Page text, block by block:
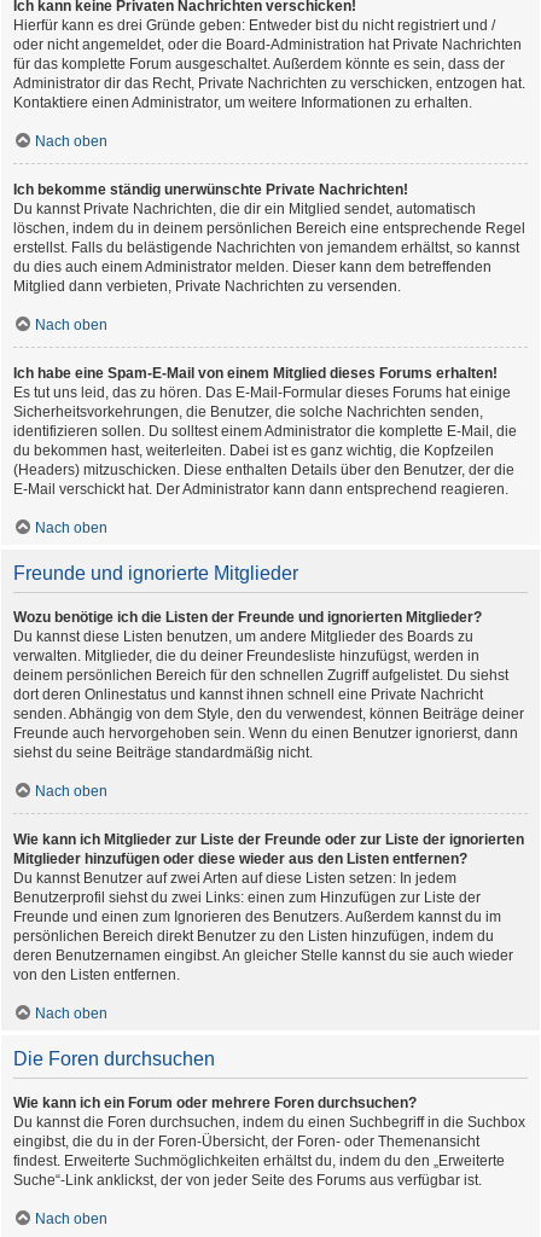
Ich kann keine Privaten Nachrichten verschicken!
Hierfür kann es drei Gründe geben: Entweder bist du nicht registriert und /
oder nicht angemeldet, oder die Board-Administration hat Private Nachrichten
für das komplette Forum ausgeschaltet. Außerdem könnte es sein, dass der
Administrator dir das Recht, Private Nachrichten zu verschicken, entzogen hat.
Kontaktiere einen Administrator, um weitere Informationen zu erhalten.
Nach oben
Ich bekomme ständig unerwünschte Private Nachrichten!
Du kannst Private Nachrichten, die dir ein Mitglied sendet, automatisch
löschen, indem du in deinem persönlichen Bereich eine entsprechende Regel
erstellst. Falls du belästigende Nachrichten von jemandem erhältst, so kannst
du dies auch einem Administrator melden. Dieser kann dem betreffenden
Mitglied dann verbieten, Private Nachrichten zu versenden.
Nach oben
Ich habe eine Spam-E-Mail von einem Mitglied dieses Forums erhalten!
Es tut uns leid, das zu hören. Das E-Mail-Formular dieses Forums hat einige
Sicherheitsvorkehrungen, die Benutzer, die solche Nachrichten senden,
identifizieren sollen. Du solltest einem Administrator die komplette E-Mail, die
du bekommen hast, weiterleiten. Dabei ist es ganz wichtig, die Kopfzeilen
(Headers) mitzuschicken. Diese enthalten Details über den Benutzer, der die
E-Mail verschickt hat. Der Administrator kann dann entsprechend reagieren.
Nach oben
Freunde und ignorierte Mitglieder
Wozu benötige ich die Listen der Freunde und ignorierten Mitglieder?
Du kannst diese Listen benutzen, um andere Mitglieder des Boards zu
verwalten. Mitglieder, die du deiner Freundesliste hinzufügst, werden in
deinem persönlichen Bereich für den schnellen Zugriff aufgelistet. Du siehst
dort deren Onlinestatus und kannst ihnen schnell eine Private Nachricht
senden. Abhängig von dem Style, den du verwendest, können Beiträge deiner
Freunde auch hervorgehoben sein. Wenn du einen Benutzer ignorierst, dann
siehst du seine Beiträge standardmäßig nicht.
Nach oben
Wie kann ich Mitglieder zur Liste der Freunde oder zur Liste der ignorierten
Mitglieder hinzufügen oder diese wieder aus den Listen entfernen?
Du kannst Benutzer auf zwei Arten auf diese Listen setzen: In jedem
Benutzerprofil siehst du zwei Links: einen zum Hinzufügen zur Liste der
Freunde und einen zum Ignorieren des Benutzers. Außerdem kannst du im
persönlichen Bereich direkt Benutzer zu den Listen hinzufügen, indem du
deren Benutzernamen eingibst. An gleicher Stelle kannst du sie auch wieder
von den Listen entfernen.
Nach oben
Die Foren durchsuchen
Wie kann ich ein Forum oder mehrere Foren durchsuchen?
Du kannst die Foren durchsuchen, indem du einen Suchbegriff in die Suchbox
eingibst, die du in der Foren-Übersicht, der Foren- oder Themenansicht
findest. Erweiterte Suchmöglichkeiten erhältst du, indem du den „Erweiterte
Suche“-Link anklickst, der von jeder Seite des Forums aus verfügbar ist.
Nach oben